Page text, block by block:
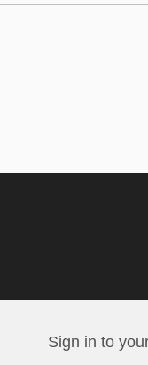
Sign in to